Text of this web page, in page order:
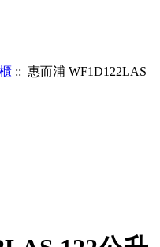
:: 惠而浦 WF1D122LAS